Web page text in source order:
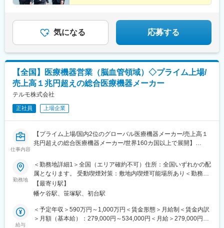
気になる 応募する
【全国】医療機器営業（脳血管領域）◇プライム上場/
売上高１兆円超えの総合医療機器メーカー
テルモ株式会社
正社員 上場企業
仕事内容
【プライム上場/国内2位のグローバル医療機器メーカー/売上高１
兆円超えの総合医療機器メーカー/世界160カ国以上で展開】
■メインミッション：
担当エリアの病院（主に医師）に対し、当社のニューロ事業（脳
血管疾患領域）にて扱っている製品を提案していただきます。
医療従事者への技術サポートや情報提供を通じて、信頼関係を構
築しながら治療の質を向上させることがミッションです。
■採用背景：
2024年に「Terumo Neuro」（テルモニューロ）を制定し、グロ
勤務地
＜勤務地詳細1＞全国（エリア確約不可）住所：全国いずれかの配
属となります。 受動喫煙対策：敷地内喫煙可能場所あり＜勤務地
詳細2＞本社住所：東京都渋谷区幡ヶ谷2-44-1 勤務地最寄駅：京
王線／京王新線幡ヶ谷駅受動喫煙対策：屋内全面禁煙変更の範
【最寄り駅】
幡ケ谷駅、笹塚駅、初台駅
給与
＜予定年収＞590万円～1,000万円＜賃金形態＞月給制＜賃金内訳
＞月額（基本給）：279,000円～534,000円＜月給＞279,000円～